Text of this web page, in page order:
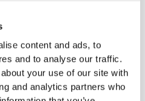
content and ads, to
and to analyse our traffic.
your use of our site with
and analytics partners who
van Kunst en
en natuurlijke elementen
in een geweldige
Ontdek de